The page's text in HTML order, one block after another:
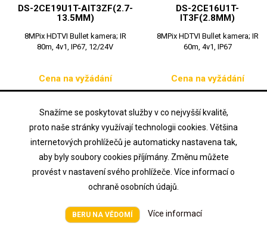
Snažíme se poskytovat služby v co nejvyšší kvalitě,
proto naše stránky využívají technologii cookies. Většina
internetových prohlížečů je automaticky nastavena tak,
aby byly soubory cookies příjímány. Změnu můžete
provést v nastavení svého prohlížeče. Více informací o
ochraně osobních údajů.
BERU NA VĚDOMÍ Více informací
DS-2CE19U1T-AIT3ZF(2.7-
13.5MM)
8MPix HDTVI Bullet kamera; IR
80m, 4v1, IP67, 12/24V
Cena
Cena na vyžádání
DS-2CE16U1T-
IT3F(2.8MM)
8MPix HDTVI Bullet kamera; IR
60m, 4v1, IP67
Cena
Cena na vyžádání

NAŠE SPOLEČNOST